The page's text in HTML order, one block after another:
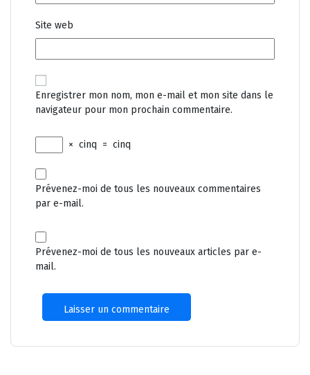
Site web
Enregistrer mon nom, mon e-mail et mon site dans le
navigateur pour mon prochain commentaire.
× cinq = cinq
Prévenez-moi de tous les nouveaux commentaires
par e-mail.
Prévenez-moi de tous les nouveaux articles par e-
mail.